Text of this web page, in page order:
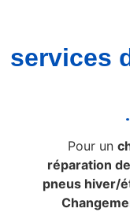
services
Pour un
réparation
pneus hiver/